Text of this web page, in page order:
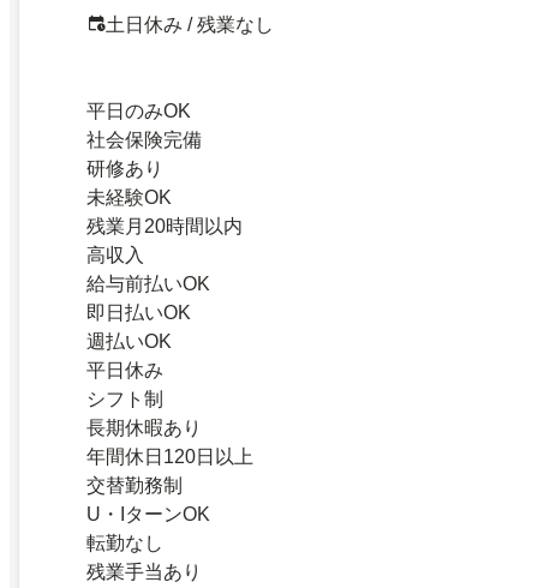
土日休み / 残業なし
平日のみOK
社会保険完備
研修あり
未経験OK
残業月20時間以内
高収入
給与前払いOK
即日払いOK
週払いOK
平日休み
シフト制
長期休暇あり
年間休日120日以上
交替勤務制
U・IターンOK
転勤なし
残業手当あり